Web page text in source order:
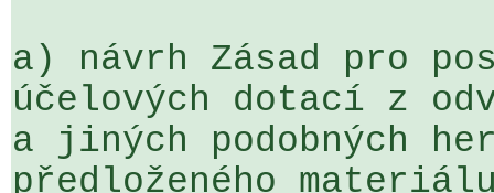
a) návrh Zásad pro
účelových dotací z
a jiných podobných
předloženého